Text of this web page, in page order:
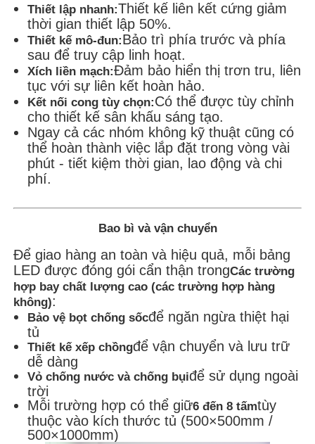
Thiết lập nhanh:Thiết kế liên kết cứng giảm
thời gian thiết lập 50%.
Thiết kế mô-đun:Bảo trì phía trước và phía
sau để truy cập linh hoạt.
Xích liền mạch:Đảm bảo hiển thị trơn tru, liên
tục với sự liên kết hoàn hảo.
Kết nối cong tùy chọn:Có thể được tùy chỉnh
cho thiết kế sân khấu sáng tạo.
Ngay cả các nhóm không kỹ thuật cũng có
thể hoàn thành việc lắp đặt trong vòng vài
phút - tiết kiệm thời gian, lao động và chi
phí.
Bao bì và vận chuyển
Để giao hàng an toàn và hiệu quả, mỗi bảng
LED được đóng gói cẩn thận trongCác trường
hợp bay chất lượng cao (các trường hợp hàng
không):
Bảo vệ bọt chống sốcđể ngăn ngừa thiệt hại
tủ
Thiết kế xếp chồngđể vận chuyển và lưu trữ
dễ dàng
Vỏ chống nước và chống bụiđể sử dụng ngoài
trời
Mỗi trường hợp có thể giữ6 đến 8 tấmtùy
thuộc vào kích thước tủ (500×500mm /
500×1000mm)